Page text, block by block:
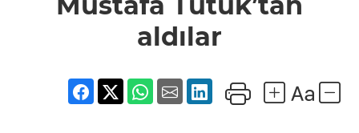
aldılar